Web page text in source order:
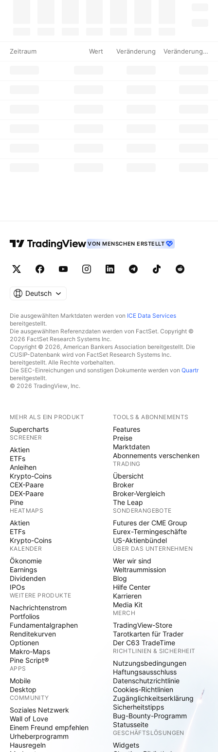
Zeitraum Wert Veränderung Veränderung %
VON MENSCHEN ERSTELLT
Deutsch
Die ausgewählten Marktdaten werden von ICE Data Services
bereitgestellt.
Die ausgewählten Referenzdaten werden von FactSet. Copyright ©
2026 FactSet Research Systems Inc.
Copyright © 2026, American Bankers Association bereitgestellt. Die
CUSIP-Datenbank wird von FactSet Research Systems Inc.
bereitgestellt. Alle Rechte vorbehalten.
Die SEC-Einreichungen und sonstigen Dokumente werden von Quartr
bereitgestellt.
© 2026 TradingView, Inc.
MEHR ALS EIN PRODUKT
Supercharts
SCREENER
Aktien
ETFs
Anleihen
Krypto-Coins
CEX-Paare
DEX-Paare
Pine
HEATMAPS
Aktien
ETFs
Krypto-Coins
KALENDER
Ökonomie
Earnings
Dividenden
IPOs
WEITERE PRODUKTE
Nachrichtenstrom
Portfolios
Fundamentalgraphen
Renditekurven
Optionen
Makro-Maps
Pine Script®
APPS
Mobile
Desktop
COMMUNITY
Soziales Netzwerk
Wall of Love
Einem Freund empfehlen
Urheberprogramm
Hausregeln
TOOLS & ABONNEMENTS
Features
Preise
Marktdaten
Abonnements verschenken
TRADING
Übersicht
Broker
Broker-Vergleich
The Leap
SONDERANGEBOTE
Futures der CME Group
Eurex-Termingeschäfte
US-Aktienbündel
ÜBER DAS UNTERNEHMEN
Wer wir sind
Weltraummission
Blog
Hilfe Center
Karrieren
Media Kit
MERCH
TradingView-Store
Tarotkarten für Trader
Der C63 TradeTime
RICHTLINIEN & SICHERHEIT
Nutzungsbedingungen
Haftungsausschluss
Datenschutzrichtlinie
Cookies-Richtlinien
Zugänglichkeitserklärung
Sicherheitstipps
Bug-Bounty-Programm
Statusseite
GESCHÄFTSLÖSUNGEN
Widgets